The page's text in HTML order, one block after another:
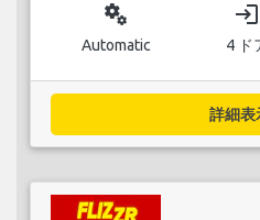
miscellaneous_services
Automatic
login
4 ド
詳細表